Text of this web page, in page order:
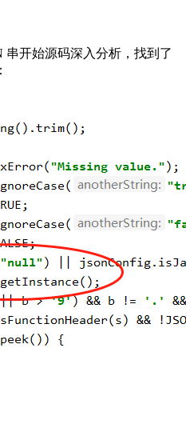
串开始源码深入分析，找到了